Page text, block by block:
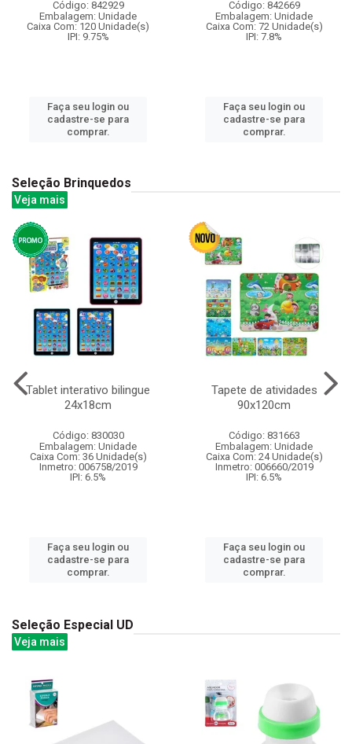
Código: 842929
Embalagem: Unidade
Caixa Com: 120 Unidade(s)
IPI: 9.75%
Faça seu login ou
cadastre-se para
comprar.
Código: 842669
Embalagem: Unidade
Caixa Com: 72 Unidade(s)
IPI: 7.8%
Faça seu login ou
cadastre-se para
comprar.
Seleção Brinquedos
Veja mais
Tablet interativo bilingue
24x18cm
Código: 830030
Embalagem: Unidade
Caixa Com: 36 Unidade(s)
Inmetro: 006758/2019
IPI: 6.5%
Faça seu login ou
cadastre-se para
comprar.
Tapete de atividades
90x120cm
Código: 831663
Embalagem: Unidade
Caixa Com: 24 Unidade(s)
Inmetro: 006660/2019
IPI: 6.5%
Faça seu login ou
cadastre-se para
comprar.
Seleção Especial UD
Veja mais